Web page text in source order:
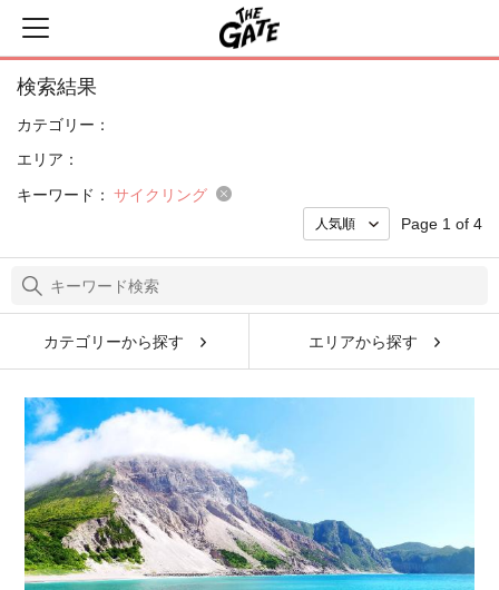
検索結果
カテゴリー：
エリア：
キーワード： サイクリング
Page 1 of 4
カテゴリーから探す エリアから探す